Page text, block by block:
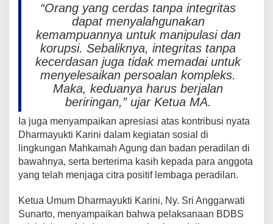
“Orang yang cerdas tanpa integritas
dapat menyalahgunakan
kemampuannya untuk manipulasi dan
korupsi. Sebaliknya, integritas tanpa
kecerdasan juga tidak memadai untuk
menyelesaikan persoalan kompleks.
Maka, keduanya harus berjalan
beriringan,” ujar Ketua MA.
Ia juga menyampaikan apresiasi atas kontribusi nyata
Dharmayukti Karini dalam kegiatan sosial di
lingkungan Mahkamah Agung dan badan peradilan di
bawahnya, serta berterima kasih kepada para anggota
yang telah menjaga citra positif lembaga peradilan.
Ketua Umum Dharmayukti Karini, Ny. Sri Anggarwati
Sunarto, menyampaikan bahwa pelaksanaan BDBS